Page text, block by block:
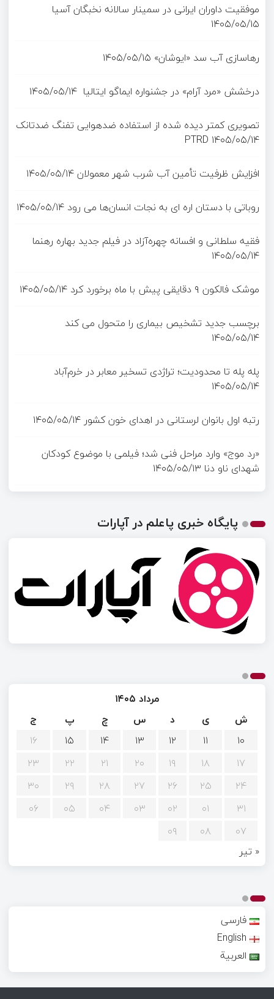
موفقیت داوران ایرانی در سمینار سالانه نخبگان آسیا
۱۴۰۵/۰۵/۱۵
رهاسازی آب سد «ایوشان» ۱۴۰۵/۰۵/۱۵
درخشش «مرد آرام» در جشنواره ایماگو ایتالیا ۱۴۰۵/۰۵/۱۴
تصویری کمتر دیده شده از استفاده ضدهوایی تفنگ ضدتانک
PTRD ۱۴۰۵/۰۵/۱۴
افزایش ظرفیت تأمین آب شرب شهر معمولان۱۴۰۵/۰۵/۱۴
روباتی با دستان اره ای به نجات انسان‌ها می رود ۱۴۰۵/۰۵/۱۴
فقیه سلطانی و افسانه چهره‌آزاد در فیلم جدید بهاره رهنما
۱۴۰۵/۰۵/۱۴
موشک فالکون ۹ دقایقی پیش با ماه برخورد کرد
۱۴۰۵/۰۵/۱۴
برچسب جدید تشخیص بیماری را متحول می کند
۱۴۰۵/۰۵/۱۴
پله پله تا محدودیت؛ تراژدی تسخیر معابر در خرم‌آباد
۱۴۰۵/۰۵/۱۴
رتبه اول بانوان لرستانی در اهدای خون کشور ۱۴۰۵/۰۵/۱۴
«رد موج» وارد مراحل فنی شد؛ فیلمی با موضوع کودکان
شهدای ناو دنا ۱۴۰۵/۰۵/۱۳
پایگاه خبری پاعلم در آپارات
مرداد ۱۴۰۵
ش
ی د س چ پ
ج
۱۰
۱۱ ۱۲ ۱۳ ۱۴ ۱۵
۱۶
۱۷
۱۸ ۱۹ ۲۰ ۲۱ ۲۲
۲۳
۲۴
۲۵ ۲۶ ۲۷ ۲۸ ۲۹
۳۰
۳۱
۰۱ ۰۲ ۰۳ ۰۴ ۰۵
۰۶
۰۷
۰۸
۰۹
« تیر
فارسی
English
العربية